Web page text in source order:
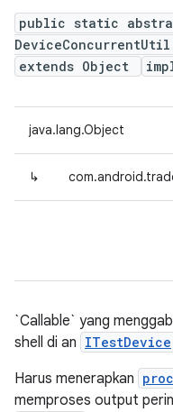
public static
extends Object
java.lang.Object
↳
`Callable` yang
shell di an ITestDevice
Harus menerapkan
memproses output